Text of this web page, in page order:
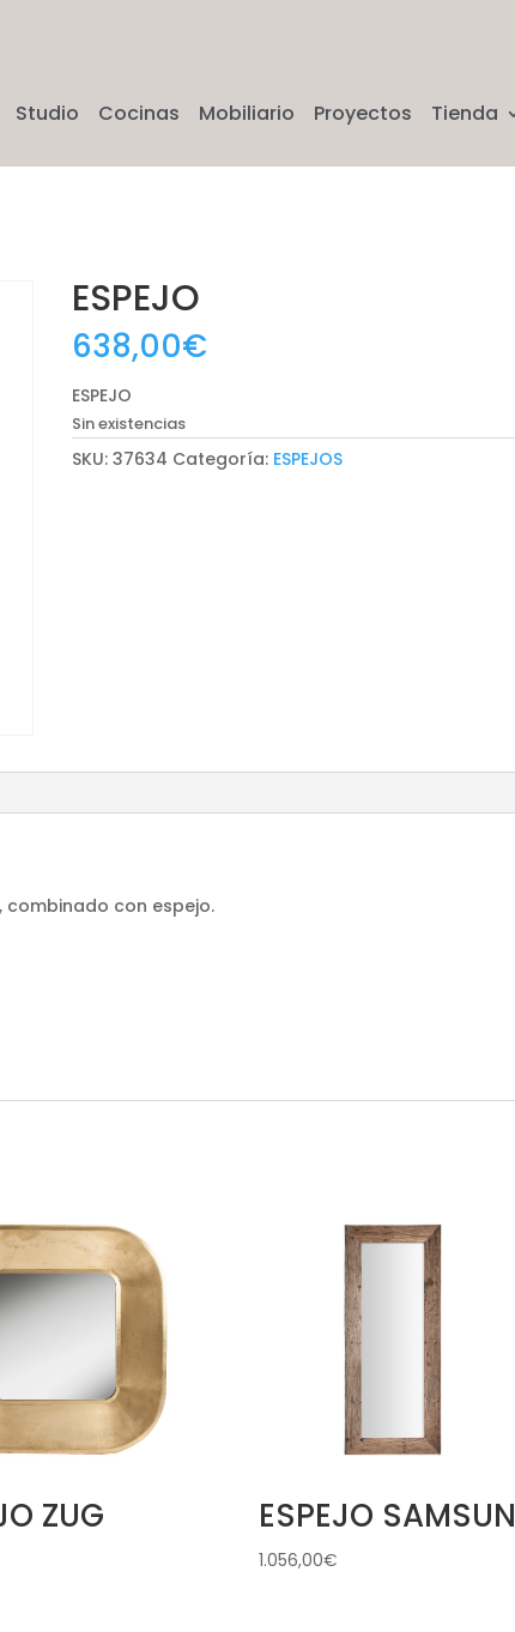
Studio Cocinas Mobiliario Proyectos Tienda
ESPEJO
638,00€
ESPEJO
Sin existencias
SKU:37634 Categoría: ESPEJOS
combinado con espejo.
ZUG ESPEJO SAMSUN
1.056,00€